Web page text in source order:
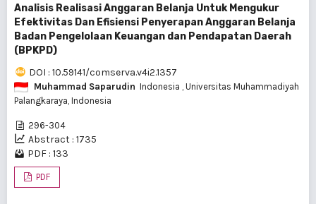
Analisis Realisasi Anggaran Belanja Untuk Mengukur
Efektivitas Dan Efisiensi Penyerapan Anggaran Belanja
Badan Pengelolaan Keuangan dan Pendapatan Daerah
(BPKPD)
DOI : 10.59141/comserva.v4i2.1357
Muhammad Saparudin Indonesia , Universitas Muhammadiyah
Palangkaraya, Indonesia
296-304
Abstract : 1735
PDF : 133
PDF